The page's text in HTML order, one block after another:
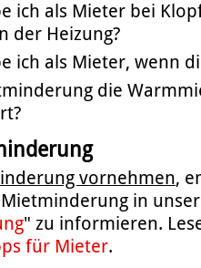
ich als Mieter bei
der Heizung?
ich als Mieter, wenn
die
vornehmen,
in
" zu informieren.
für Mieter.